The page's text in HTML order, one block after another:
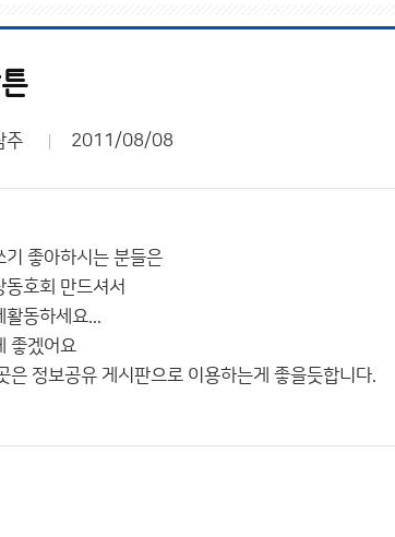
주 2011/08/08
기 좋아하시는 분들은
동호회 만드셔서
활동하세요...
좋겠어요
은 정보공유 게시판으로 이용하는게 좋을듯합니다.